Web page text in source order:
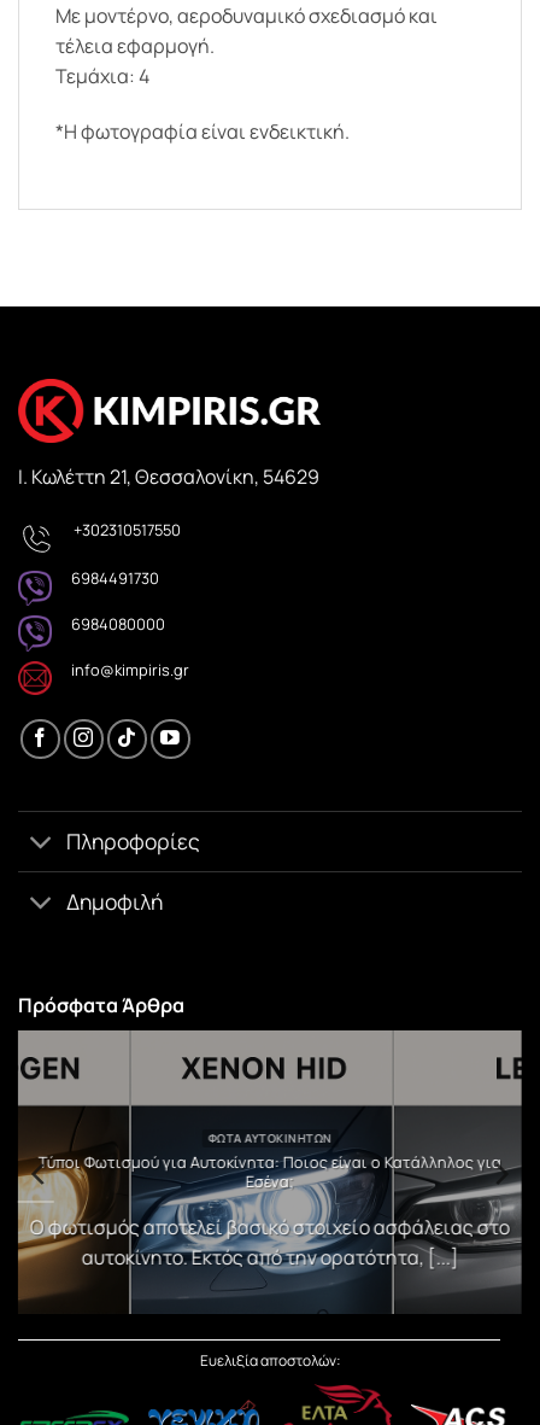
Με μοντέρνο, αεροδυναμικό σχεδιασμό και
τέλεια εφαρμογή.
Τεμάχια: 4
*Η φωτογραφία είναι ενδεικτική.
Ι. Κωλέττη 21, Θεσσαλονίκη, 54629
+302310517550
6984491730
6984080000
info@kimpiris.gr
Πληροφορίες
Δημοφιλή
Πρόσφατα Άρθρα
ΦΏΤΑ ΑΥΤΟΚΙΝΉΤΩΝ
Τύποι Φωτισμού για Αυτοκίνητα: Ποιος είναι ο Κατάλληλος για
Εσένα;
Ο φωτισμός αποτελεί βασικό στοιχείο ασφάλειας στο
αυτοκίνητο. Εκτός από την ορατότητα, [...]
Ευελιξία αποστολών: